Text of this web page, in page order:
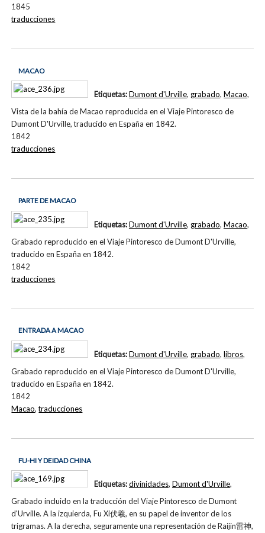
1845
traducciones
MACAO
Vista de la bahía de Macao reproducida en el Viaje Pintoresco de
Dumont D'Urville, traducido en España en 1842.
1842
Etiquetas:Dumont d'Urville, grabado, Macao,
traducciones
PARTE DE MACAO
Grabado reproducido en el Viaje Pintoresco de Dumont D'Urville,
traducido en España en 1842.
1842
Etiquetas:Dumont d'Urville, grabado, Macao,
traducciones
ENTRADA A MACAO
Grabado reproducido en el Viaje Pintoresco de Dumont D'Urville,
traducido en España en 1842.
1842
Etiquetas:Dumont d'Urville, grabado, libros,
Macao,traducciones
FU-HI Y DEIDAD CHINA
Grabado incluido en la traducción del Viaje Pintoresco de Dumont
d'Urville. A la izquierda, Fu Xi伏羲, en su papel de inventor de los
trigramas. A la derecha, seguramente una representación de Raijin雷神,
Etiquetas:divinidades, Dumont d'Urville,